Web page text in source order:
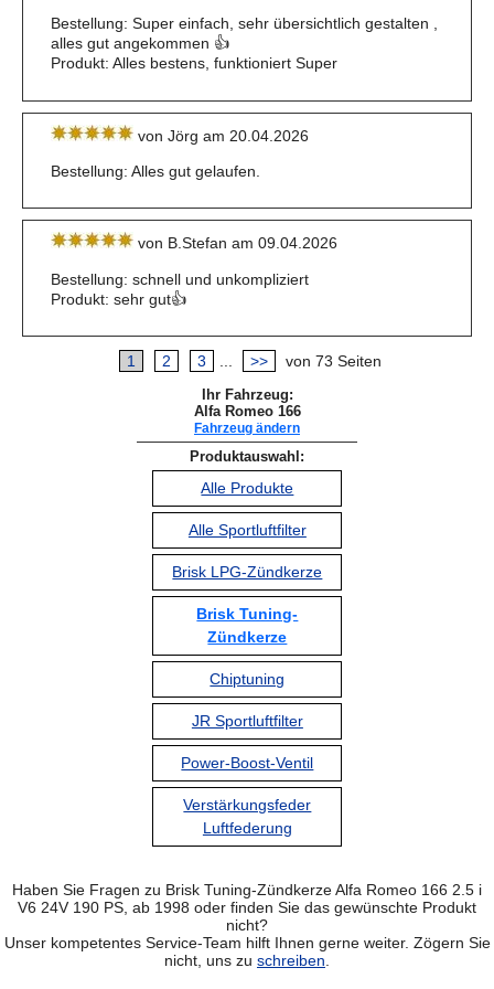
Bestellung: Super einfach, sehr übersichtlich gestalten ,
alles gut angekommen 👍
Produkt: Alles bestens, funktioniert Super
von Jörg am 20.04.2026
Bestellung: Alles gut gelaufen.
von B.Stefan am 09.04.2026
Bestellung: schnell und unkompliziert
Produkt: sehr gut👍
1 2 3 ... >> von 73 Seiten
Ihr Fahrzeug:
Alfa Romeo 166
Fahrzeug ändern
Produktauswahl:
Alle Produkte
Alle Sportluftfilter
Brisk LPG-Zündkerze
Brisk Tuning-
Zündkerze
Chiptuning
JR Sportluftfilter
Power-Boost-Ventil
Verstärkungsfeder
Luftfederung
Haben Sie Fragen zu Brisk Tuning-Zündkerze Alfa Romeo 166 2.5 i
V6 24V 190 PS, ab 1998 oder finden Sie das gewünschte Produkt
nicht?
Unser kompetentes Service-Team hilft Ihnen gerne weiter. Zögern Sie
nicht, uns zu schreiben